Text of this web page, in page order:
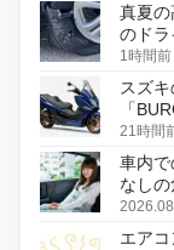
真夏
のド
1時間前
スズ
「
変更し
21時間
車内
なし
エア